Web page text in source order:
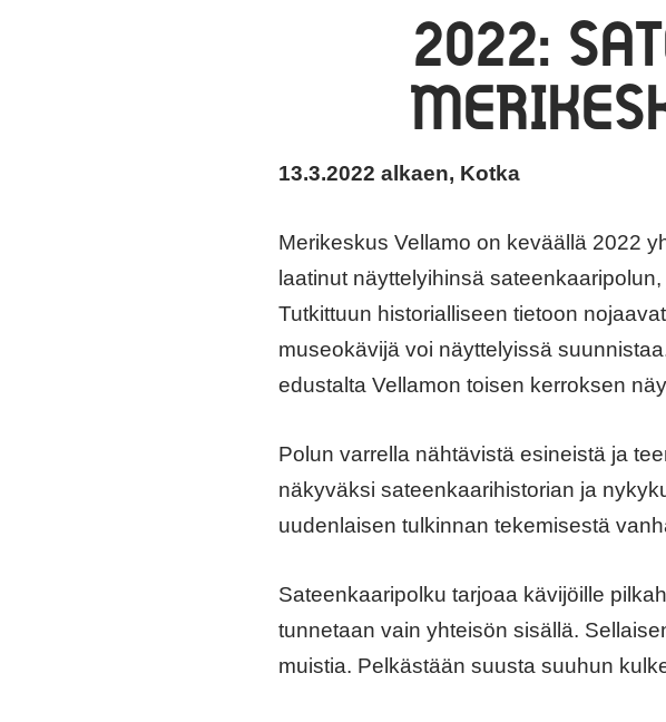
2022:
13.3.2022 alkaen, Kotka
Merikeskus Vellamo on keväällä 2022
laatinut näyttelyihinsä
Tutkittuun historialliseen tietoon
museokävijä voi näyttelyissä
edustalta Vellamon toisen kerroksen
Polun varrella nähtävistä esineistä ja
näkyväksi sateenkaarihistorian ja
uudenlaisen tulkinnan tekemisestä
Sateenkaaripolku tarjoaa kävijöille
tunnetaan vain yhteisön sisällä.
muistia. Pelkästään suusta suuhun